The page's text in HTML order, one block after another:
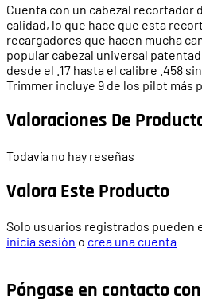
Cuenta con un cabezal recortador
calidad, lo que hace que esta
recargadores que hacen mucha
popular cabezal universal
desde el .17 hasta el calibre .458
Trimmer incluye 9 de los pilot más
Valoraciones De
Todavía no hay reseñas
Valora Este Producto
Solo usuarios registrados pueden
inicia sesión o crea una cuenta
Póngase en contacto